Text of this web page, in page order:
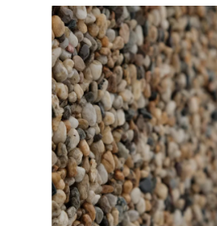
produktu
hvězdiček.